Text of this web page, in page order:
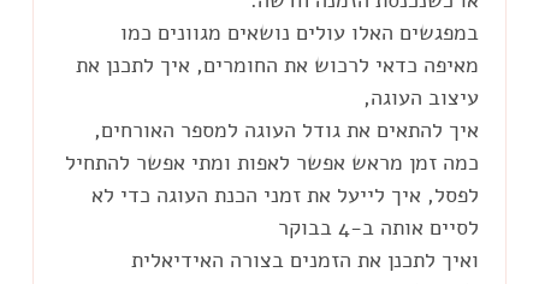
במפגשים האלו עולים נושאים מגוונים כמו
מאיפה כדאי לרכוש את החומרים, איך לתכנן את
איך להתאים את גודל העוגה למספר האורחים,
כמה זמן מראש אפשר לאפות ומתי אפשר להתחיל
לפסל, איך לייעל את זמני הכנת העוגה כדי לא
ואיך לתכנן את הזמנים בצורה האידיאלית